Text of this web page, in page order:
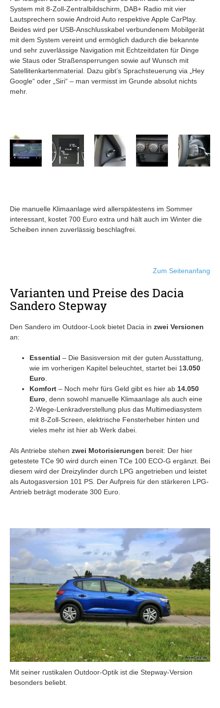
System mit 8-Zoll-Zentralbildschirm, DAB+ Radio mit vier
Lautsprechern sowie Android Auto respektive Apple CarPlay.
Beides wird per USB-Anschlusskabel verbundenem Mobilgerät
mit dem System vereint und ermöglich dadurch die bekannte
und sehr zuverlässige Navigation mit Echtzeitdaten für Dinge
wie Staus oder Straßensperrungen sowie auf Wunsch mit
Satellitenkartenmaterial. Dazu gibt’s Sprachsteuerung via „Hey
Google“ oder „Siri“ – man vermisst im Grunde absolut nichts
mehr.
Die manuelle Klimaanlage wird allerspätestens im Sommer
interessant, kostet 700 Euro extra und hält auch im Winter die
Scheiben innen zuverlässig beschlagfrei.
Zum Seitenanfang
Varianten und Preise des Dacia
Sandero Stepway
Den Sandero im Outdoor-Look bietet Dacia in zwei Versionen
an:
Essential – Die Basisversion mit der guten Ausstattung,
wie im vorherigen Kapitel beleuchtet, startet bei 13.050
Euro
Komfort – Noch mehr fürs Geld gibt es hier ab 14.050
Euro , denn sowohl manuelle Klimaanlage als auch eine
2-Wege-Lenkradverstellung plus das Multimediasystem
mit 8-Zoll-Screen, elektrische Fensterheber hinten und
vieles mehr ist hier ab Werk dabei.
Als Antriebe stehen zwei Motorisierungen bereit: Der hier
getestete TCe 90 wird durch einen TCe 100 ECO-G ergänzt. Bei
diesem wird der Dreizylinder durch LPG angetrieben und leistet
als Autogasversion 101 PS. Der Aufpreis für den stärkeren LPG-
Antrieb beträgt moderate 300 Euro.
Mit seiner rustikalen Outdoor-Optik ist die Stepway-Version
besonders beliebt.